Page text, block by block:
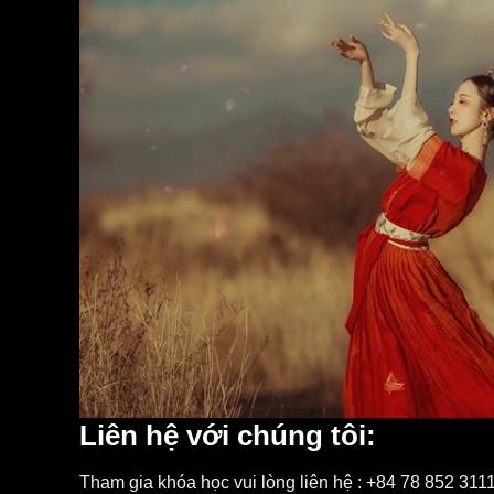
Liên hệ với chúng tôi:
Tham gia khóa học vui lòng liên hệ : +84 78 852